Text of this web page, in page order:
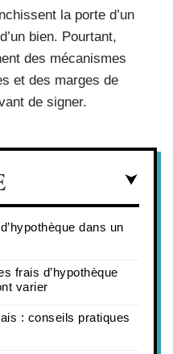
la porte d’un
bien. Pourtant,
des mécanismes
et des marges de
de signer.
dans un
frais d’hypothèque
varier
: conseils pratiques